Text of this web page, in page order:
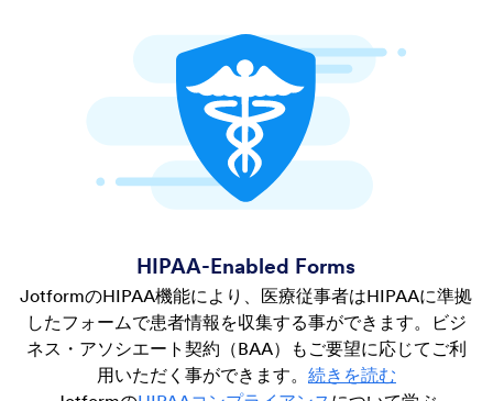
HIPAA-Enabled Forms
JotformのHIPAA機能により、医療従事者はHIPAAに準拠
したフォームで患者情報を収集する事ができます。ビジ
ネス・アソシエート契約（BAA）もご要望に応じてご利
用いただく事ができます。 続きを読む